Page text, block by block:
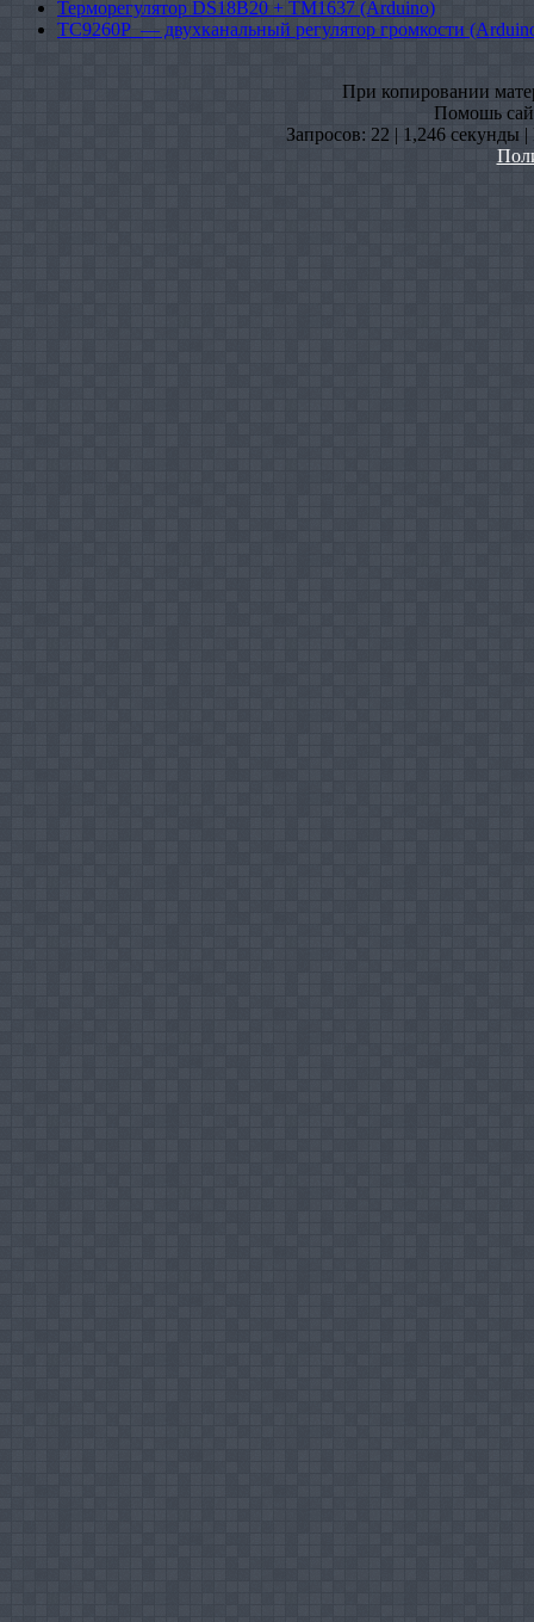
Терморегулятор DS18B20 + TM1637 (Arduino)
TC9260P — двухканальный регулятор громкости
При копировании
Помошь
Запросов: 22 | 1,246 секунды